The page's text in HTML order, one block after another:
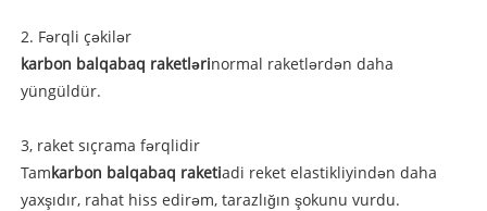
2. Fərqli çəkilər
karbon balqabaq raketlərinormal raketlərdən daha
yüngüldür.
3, raket sıçrama fərqlidir
Tamkarbon balqabaq raketiadi reket elastikliyindən daha
yaxşıdır, rahat hiss edirəm, tarazlığın şokunu vurdu.